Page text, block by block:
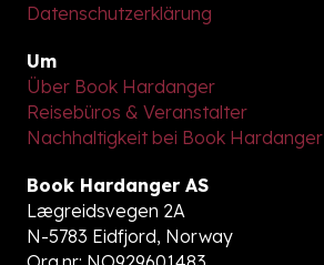
Datenschutzerklärung
Um
Über Book Hardanger
Reisebüros & Veranstalter
Nachhaltigkeit bei Book Hardanger
Book Hardanger AS
Lægreidsvegen 2A
N-5783 Eidfjord, Norway